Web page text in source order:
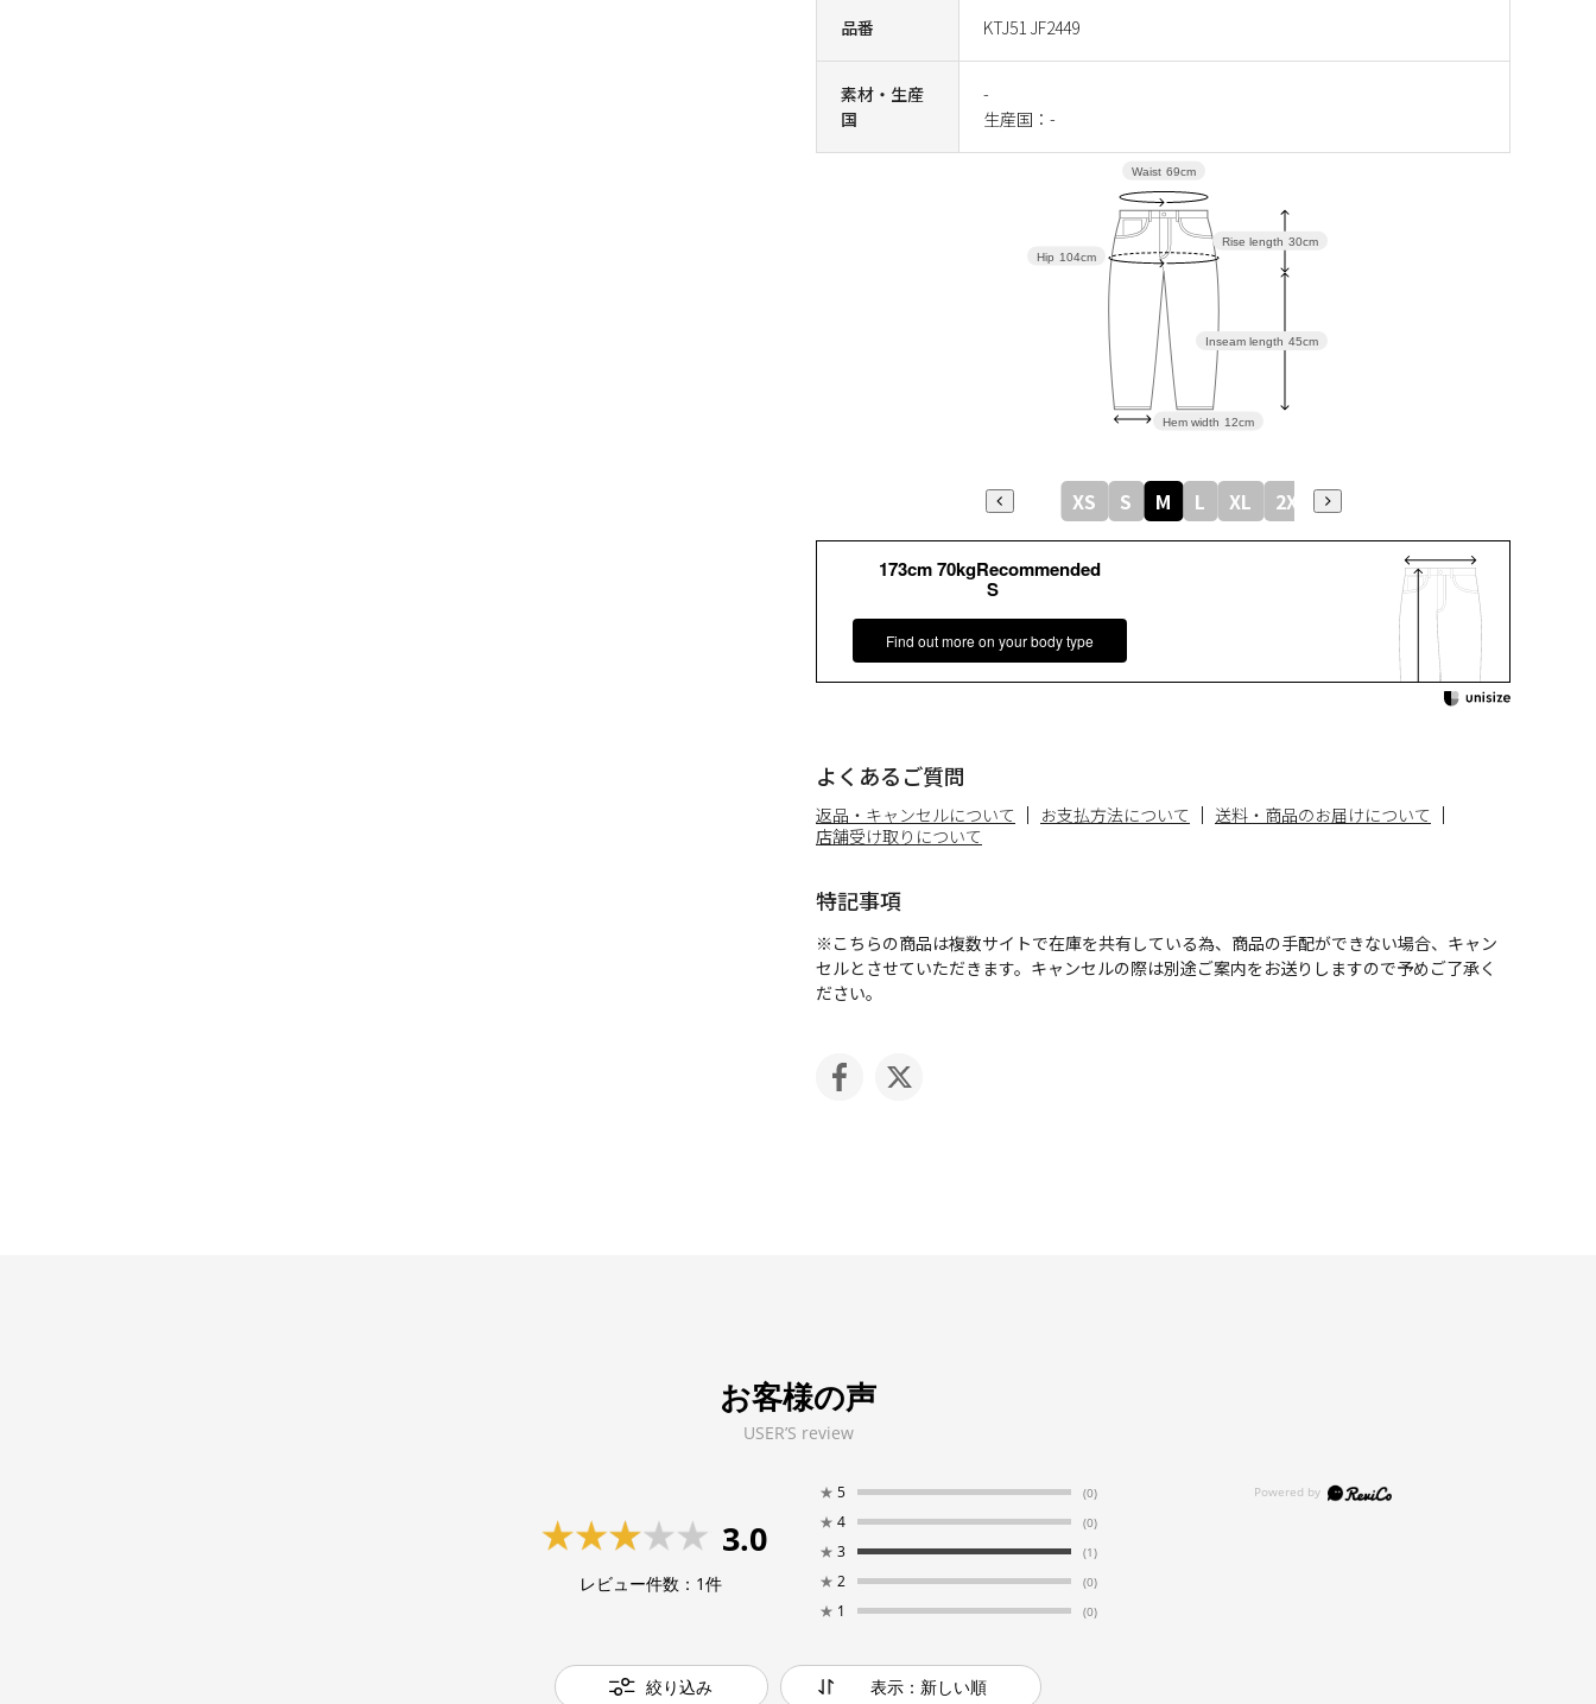
品番 KTJ51 JF2449
素材・生産
国
-
生産国：-
よくあるご質問
返品・キャンセルについて お支払方法について
送料・商品のお届けについて
店舗受け取りについて
特記事項
※こちらの商品は複数サイトで在庫を共有している為、商品の手配ができない場合、キャン
セルとさせていただきます。キャンセルの際は別途ご案内をお送りしますので予めご了承く
ださい。
173cm 70kgRecommended
S
Find out more on your body type
Inseam length 45cm
Rise length 30cm
Hem width 12cm
Hip 104cm
Waist 69cm
XS S M L XL 2XL
お客様の声
USER’S review
3.0
レビュー件数： 1件
★ 5 (0)
★ 4 (0)
★ 3 (1)
★ 2 (0)
★ 1 (0)
絞り込み 表示：新しい順